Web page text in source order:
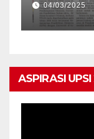
04/03/2025
ASPIRASI